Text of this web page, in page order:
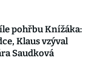
pohřbu Knížáka:
Klaus vzýval
Saudková